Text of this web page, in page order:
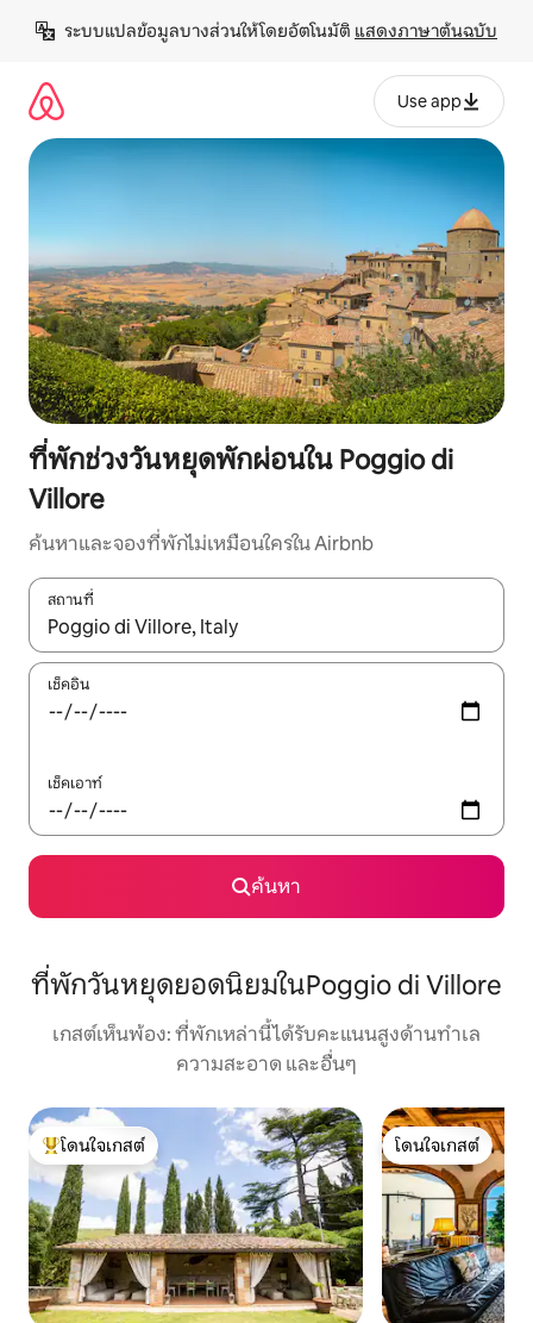
เนื้อหา
ระบบแปลข้อมูลบางส่วนให้โดยอัตโนมัติ แสดงภาษาต้นฉบับ
Use app
ที่พักช่วงวันหยุดพักผ่อนใน Poggio di
Villore
ค้นหาและจองที่พักไม่เหมือนใครใน Airbnb
สถานที่
ใช้ลูกศรขึ้นลง หรือใช้การสัมผัสหรือปัด เพื่อสำรวจผลการค้นหา
เช็คอิน
เช็คเอาท์
ค้นหา
ที่พักวันหยุดยอดนิยมในPoggio di Villore
เกสต์เห็นพ้อง: ที่พักเหล่านี้ได้รับคะแนนสูงด้านทำเล
ความสะอาด และอื่นๆ
โดนใจเกสต์ที่สุด
โดนใจเกสต์
โดนใจเกสต์
โดนใจเกสต์